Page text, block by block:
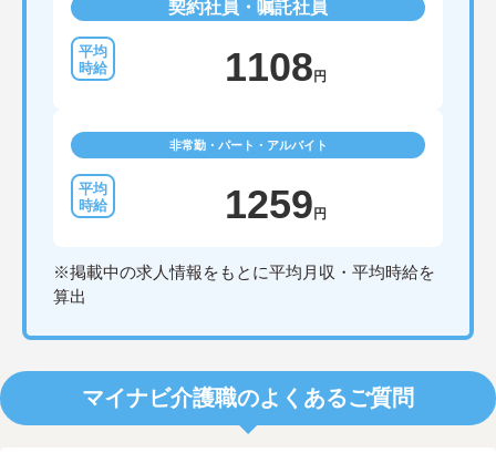
契約社員・嘱託社員
1108 円
非常勤・パート・アルバイト
1259 円
※掲載中の求人情報をもとに平均月収・平均時給を
算出
マイナビ介護職のよくあるご質問